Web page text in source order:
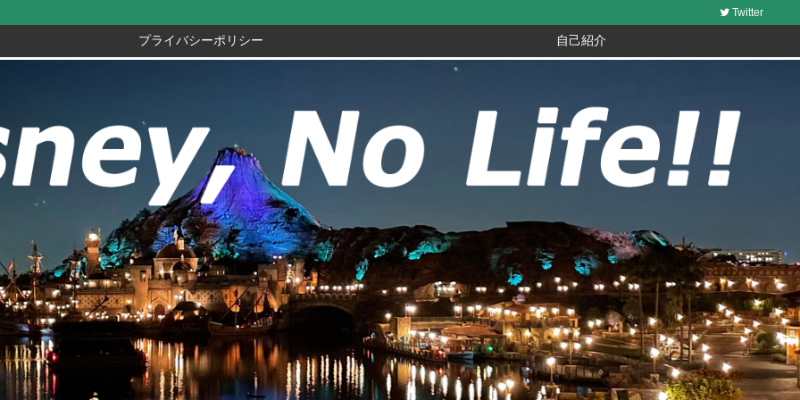
プライバシーポリシー 自己紹介
Twitter